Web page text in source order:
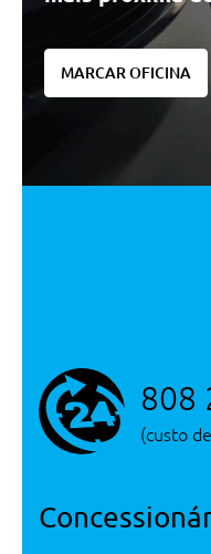
Jantes Em Aço 15 Com
185/65 R15 88t
Segurança Activa
Traseiros
Segurança Passiva
Airbag De Condutor
MARCAR OFICINA
808
(custo